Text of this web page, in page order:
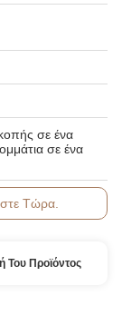
σε ένα
σε ένα
Τώρα.
Του Προϊόντος